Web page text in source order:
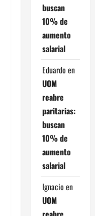
buscan
10% de
aumento
salarial
Eduardo en
UOM
reabre
paritarias:
buscan
10% de
aumento
salarial
Ignacio en
UOM